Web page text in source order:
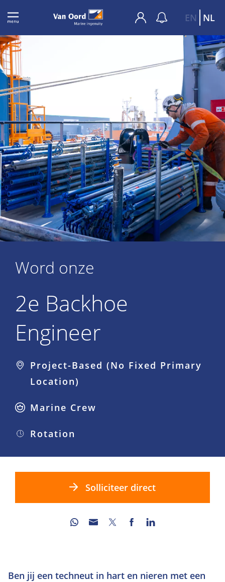
EN NL
2e Backhoe
Engineer
Word onze
Project-Based (No Fixed Primary
Location)
Marine Crew
Rotation
Solliciteer direct
Ben jij een techneut in hart en nieren met een